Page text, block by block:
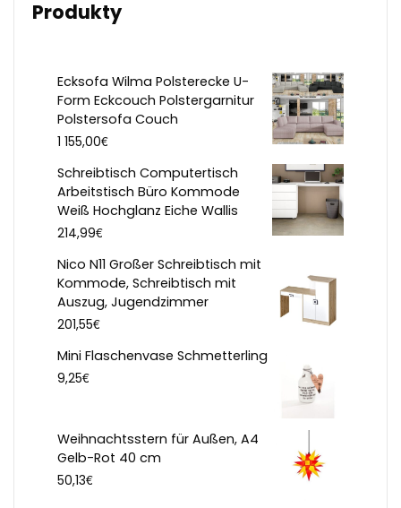
Produkty
Ecksofa Wilma Polsterecke U-
Form Eckcouch Polstergarnitur
Polstersofa Couch
1 155,00€
Schreibtisch Computertisch
Arbeitstisch Büro Kommode
Weiß Hochglanz Eiche Wallis
214,99€
Nico N11 Großer Schreibtisch mit
Kommode, Schreibtisch mit
Auszug, Jugendzimmer
201,55€
Mini Flaschenvase Schmetterling
9,25€
Weihnachtsstern für Außen, A4
Gelb-Rot 40 cm
50,13€